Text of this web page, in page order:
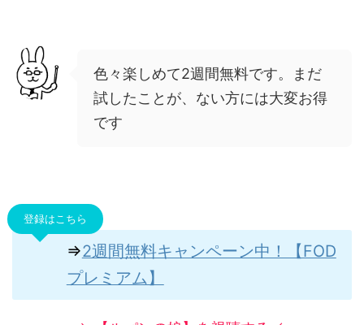
色々楽しめて2週間無料です。まだ
試したことが、ない方には大変お得
です
登録はこちら
⇒2週間無料キャンペーン中！【FOD
プレミアム】